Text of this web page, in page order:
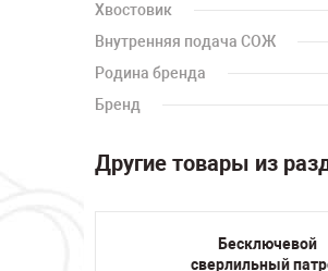
Хвостовик
Внутренняя подача СОЖ
Родина бренда
Бренд
Другие товары из
Бесключевой
сверлильный